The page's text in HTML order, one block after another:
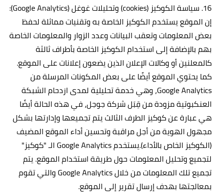
16. سياسة الكوكيز (cookies) وتحليلات غوغل (Google Analytics):
إن الموقع يستخدم الكوكيز الخاصة به وتقنيات مماثلة لحفظ
بعض المعلومات وتعقب البيانات وعدد الزوار والمعلومات الخاصة
بهم بالإضافة إلى استخدام الكوكيز الخاصة بأطراف ثالثة
كالمعلنين أو وكالات الإعلان الذين يضعون إعلانات على الموقع.
كما يحتوي الموقع أيضًا على بعض المكونات المرسلة من
Google Analytics، وهي خدمة تحليلية لمدى ازدحام الشبكة
العنكبوتية مزودة من قِبَل شركة جوجل، في هذه الحالة أيضًا
هي عبارة عن كوكيز الطرف الثالث يتم تجميعها وإدارتها بشكل
مجهول الهوية من أجل مراقبة وتحسين أداء الموقع المضيف
(الكوكيز الخاص بالأداء).يستخدم Google Analytics الـ "كوكيز"
لتجميع وتحليل المعلومات حول طريقة استخدام الموقع. يتم
تجميع تلك المعلومات من خلال Google Analytics والتي تقوم
بمعالجتها بهدف إرسال تقرير إلى الموقع.